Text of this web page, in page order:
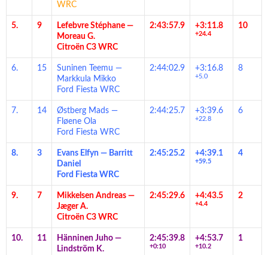
WRC
5. 9 Lefebvre Stéphane —
Moreau G.
Citroën C3 WRC
2:43:57.9 +3:11.8
+24.4
10
6. 15 Suninen Teemu —
Markkula Mikko
Ford Fiesta WRC
2:44:02.9 +3:16.8
+5.0
8
7. 14 Østberg Mads —
Fløene Ola
Ford Fiesta WRC
2:44:25.7 +3:39.6
+22.8
6
8. 3 Evans Elfyn — Barritt
Daniel
Ford Fiesta WRC
2:45:25.2 +4:39.1
+59.5
4
9. 7 Mikkelsen Andreas —
Jæger A.
Citroën C3 WRC
2:45:29.6 +4:43.5
+4.4
2
10. 11 Hänninen Juho —
Lindström K.
2:45:39.8
+0:10
+4:53.7
+10.2
1